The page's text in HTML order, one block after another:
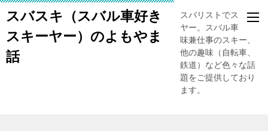
スバスキ（スバル車好き
スキーヤー）のよもやま
話
スバリストでスキー
ヤー。スバル車、趣
味兼仕事のスキー、
他の趣味（自転車、
鉄道）など色々な話
題をご提供しており
ます。